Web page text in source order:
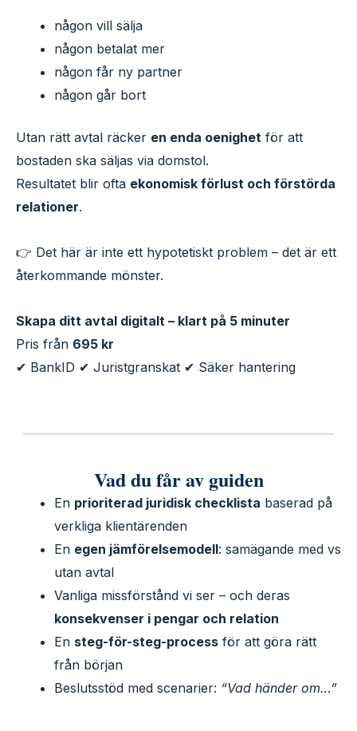
någon vill sälja
någon betalat mer
någon får ny partner
någon går bort
Utan rätt avtal räcker en enda oenighet för att
bostaden ska säljas via domstol.
Resultatet blir ofta ekonomisk förlust och förstörda
relationer.
👉 Det här är inte ett hypotetiskt problem – det är ett
återkommande mönster.
Skapa ditt avtal digitalt – klart på 5 minuter
Pris från 695 kr
✔ BankID ✔ Juristgranskat ✔ Säker hantering
Vad du får av guiden
En prioriterad juridisk checklista baserad på
verkliga klientärenden
En egen jämförelsemodell: samägande med vs
utan avtal
Vanliga missförstånd vi ser – och deras
konsekvenser i pengar och relation
En steg-för-steg-process för att göra rätt
från början
Beslutsstöd med scenarier: “Vad händer om…”